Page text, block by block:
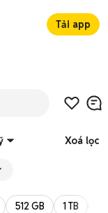
Tải app
Xoá lọc
512 GB 1 TB